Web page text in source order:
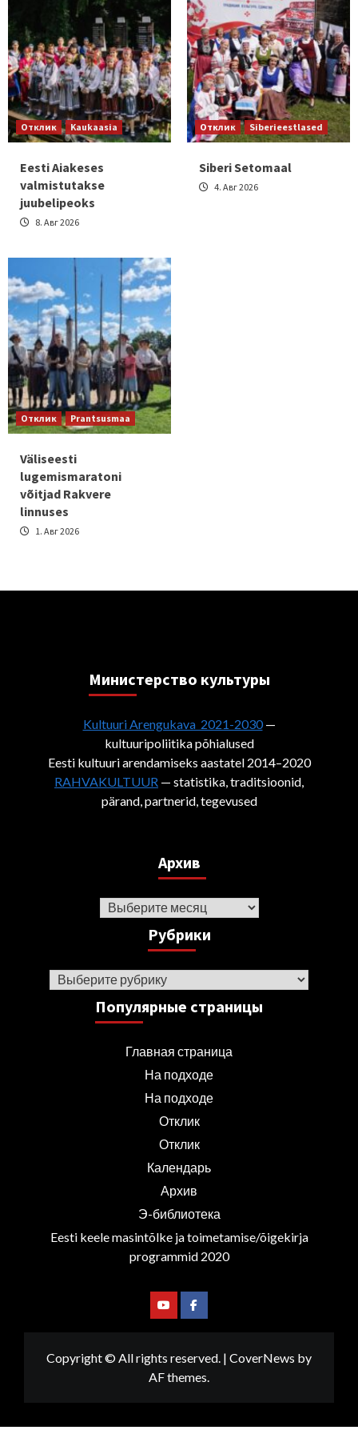
Отклик Kaukaasia
Eesti Aiakeses
valmistutakse
juubelipeoks
8. Авг 2026
Отклик Siberieestlased
Siberi Setomaal
4. Авг 2026
Отклик Prantsusmaa
Väliseesti
lugemismaratoni
võitjad Rakvere
linnuses
1. Авг 2026
Министерствo культуры
Kultuuri Arengukava 2021-2030—
kultuuripoliitika põhialused
Eesti kultuuri arendamiseks aastatel 2014–2020
RAHVAKULTUUR — statistika, traditsioonid,
pärand, partnerid, tegevused
Архив
Архив
Рубрики
Рубрики
Популярные страницы
Главная страница
На подходе
На подходе
Отклик
Отклик
Календарь
Архив
Э-библиотека
Eesti keele masintõlke ja toimetamise/õigekirja
programmid 2020
YoutubeFacebook
Copyright © All rights reserved. | CoverNews by
AF themes.